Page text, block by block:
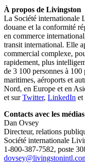
À propos de Livingston
La Société internationale
douane et la conformité
en commerce
transit international. Elle
commercial complexe,
rapidement, plus
de 3 100 personnes à
maritimes, aéroports et
Nord, en Europe et en
et surTwitter, LinkedIn et
Contacts avec les médias
Dan Ovsey
Directeur, relations
Société internationale
1-800-387-7582, poste